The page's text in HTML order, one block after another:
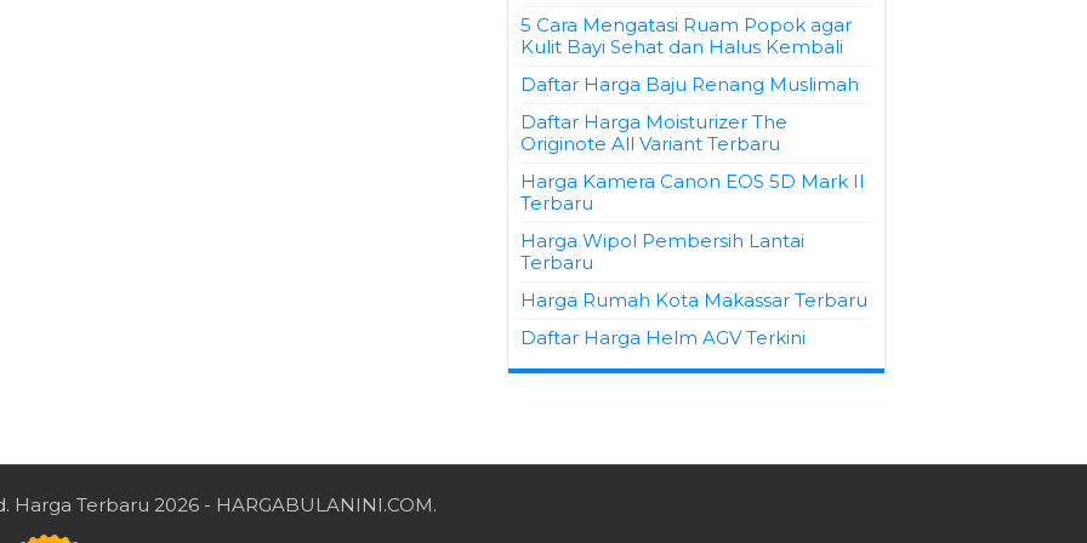
5 Cara Mengatasi Ruam Popok agar
Kulit Bayi Sehat dan Halus Kembali
Daftar Harga Baju Renang Muslimah
Daftar Harga Moisturizer The
Originote All Variant Terbaru
Harga Kamera Canon EOS 5D Mark II
Terbaru
Harga Wipol Pembersih Lantai
Terbaru
Harga Rumah Kota Makassar Terbaru
Daftar Harga Helm AGV Terkini
Harga Terbaru 2026 - HARGABULANINI.COM.